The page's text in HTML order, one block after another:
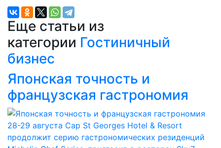
Еще статьи из
категории Гостиничный
бизнес
Японская точность и
французская гастрономия
28-29 августа Cap St Georges Hotel & Resort
продолжит серию гастрономических резиденций